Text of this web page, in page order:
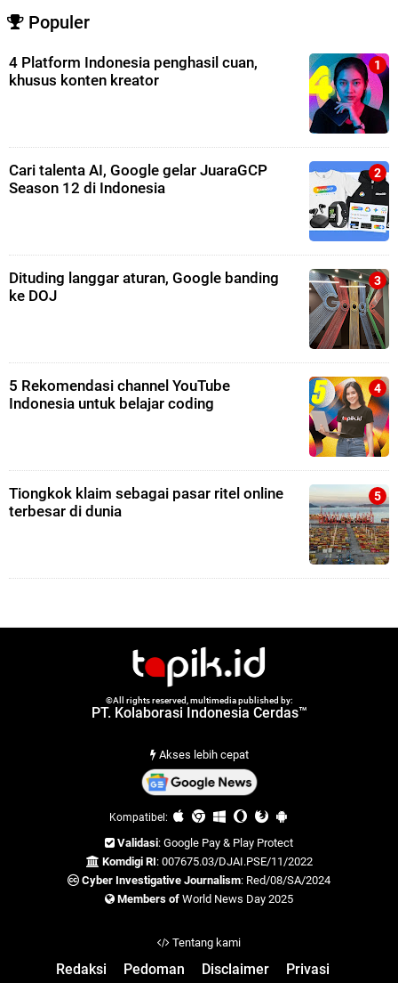
Populer
4 Platform Indonesia penghasil cuan,
khusus konten kreator
Cari talenta AI, Google gelar JuaraGCP
Season 12 di Indonesia
Dituding langgar aturan, Google banding
ke DOJ
5 Rekomendasi channel YouTube
Indonesia untuk belajar coding
Tiongkok klaim sebagai pasar ritel online
terbesar di dunia
©All rights reserved, multimedia published by:
PT. Kolaborasi Indonesia Cerdas™
Akses lebih cepat
Kompatibel:
Validasi: Google Pay & Play Protect
Komdigi RI: 007675.03/DJAI.PSE/11/2022
Cyber Investigative Journalism: Red/08/SA/2024
Members of World News Day 2025
Tentang kami
Redaksi Pedoman Disclaimer Privasi